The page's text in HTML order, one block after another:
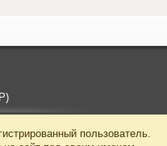
пользователь.